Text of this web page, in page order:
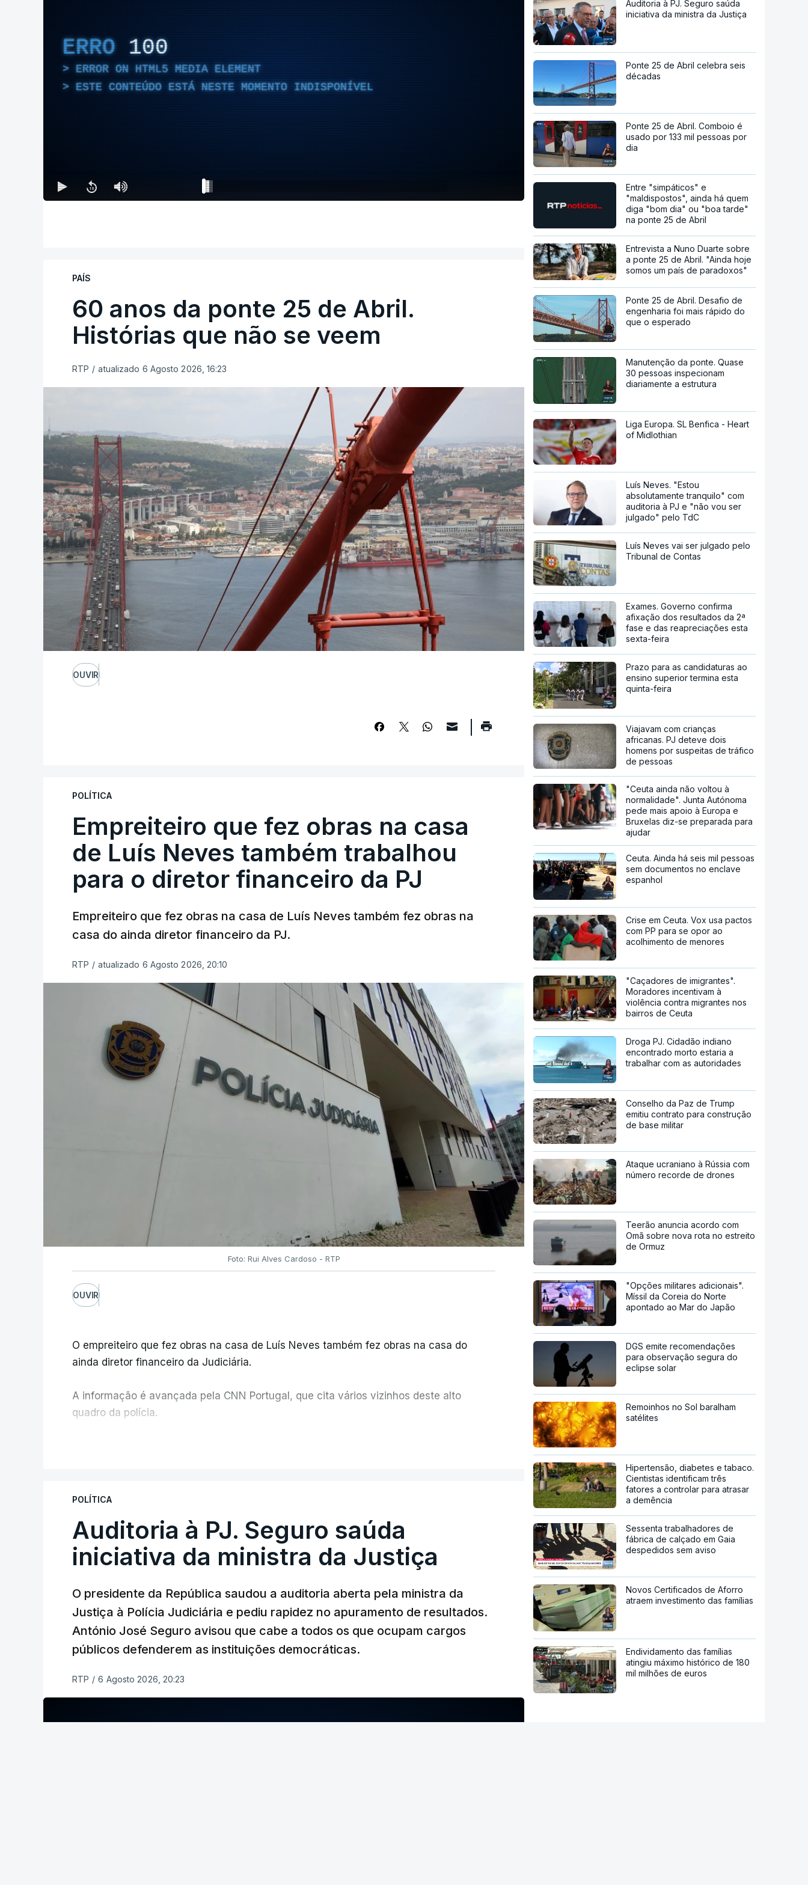
ERRO 100
ERROR ON HTML5 MEDIA ELEMENT
ESTE CONTEÚDO ESTÁ NESTE MOMENTO INDISPONÍVEL
PAÍS
60 anos da ponte 25 de Abril.
Histórias que não se veem
RTP / atualizado 6 Agosto 2026, 16:23
OUVIR
POLÍTICA
Empreiteiro que fez obras na casa
de Luís Neves também trabalhou
para o diretor financeiro da PJ
Empreiteiro que fez obras na casa de Luís Neves também fez obras na
casa do ainda diretor financeiro da PJ.
RTP / atualizado 6 Agosto 2026, 20:10
Foto: Rui Alves Cardoso - RTP
OUVIR
O empreiteiro que fez obras na casa de Luís Neves também fez obras na casa do
ainda diretor financeiro da Judiciária.
A informação é avançada pela CNN Portugal, que cita vários vizinhos deste alto
quadro da polícia.
POLÍTICA
Auditoria à PJ. Seguro saúda
iniciativa da ministra da Justiça
O presidente da República saudou a auditoria aberta pela ministra da
Justiça à Polícia Judiciária e pediu rapidez no apuramento de resultados.
António José Seguro avisou que cabe a todos os que ocupam cargos
públicos defenderem as instituições democráticas.
RTP / 6 Agosto 2026, 20:23
Auditoria à PJ. Seguro saúda
iniciativa da ministra da Justiça
Ponte 25 de Abril celebra seis
décadas
Ponte 25 de Abril. Comboio é
usado por 133 mil pessoas por
dia
Entre "simpáticos" e
"maldispostos", ainda há quem
diga "bom dia" ou "boa tarde"
na ponte 25 de Abril
Entrevista a Nuno Duarte sobre
a ponte 25 de Abril. "Ainda hoje
somos um país de paradoxos"
Ponte 25 de Abril. Desafio de
engenharia foi mais rápido do
que o esperado
Manutenção da ponte. Quase
30 pessoas inspecionam
diariamente a estrutura
Liga Europa. SL Benfica - Heart
of Midlothian
Luís Neves. "Estou
absolutamente tranquilo" com
auditoria à PJ e "não vou ser
julgado" pelo TdC
Luís Neves vai ser julgado pelo
Tribunal de Contas
Exames. Governo confirma
afixação dos resultados da 2ª
fase e das reapreciações esta
sexta-feira
Prazo para as candidaturas ao
ensino superior termina esta
quinta-feira
Viajavam com crianças
africanas. PJ deteve dois
homens por suspeitas de tráfico
de pessoas
"Ceuta ainda não voltou à
normalidade". Junta Autónoma
pede mais apoio à Europa e
Bruxelas diz-se preparada para
ajudar
Ceuta. Ainda há seis mil pessoas
sem documentos no enclave
espanhol
Crise em Ceuta. Vox usa pactos
com PP para se opor ao
acolhimento de menores
"Caçadores de imigrantes".
Moradores incentivam à
violência contra migrantes nos
bairros de Ceuta
Droga PJ. Cidadão indiano
encontrado morto estaria a
trabalhar com as autoridades
Conselho da Paz de Trump
emitiu contrato para construção
de base militar
Ataque ucraniano à Rússia com
número recorde de drones
Teerão anuncia acordo com
Omã sobre nova rota no estreito
de Ormuz
"Opções militares adicionais".
Míssil da Coreia do Norte
apontado ao Mar do Japão
DGS emite recomendações
para observação segura do
eclipse solar
Remoinhos no Sol baralham
satélites
Hipertensão, diabetes e tabaco.
Cientistas identificam três
fatores a controlar para atrasar
a demência
Sessenta trabalhadores de
fábrica de calçado em Gaia
despedidos sem aviso
Novos Certificados de Aforro
atraem investimento das famílias
Endividamento das famílias
atingiu máximo histórico de 180
mil milhões de euros